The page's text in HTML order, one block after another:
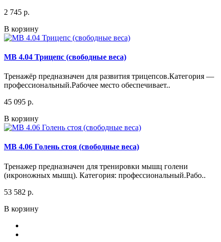
2 745 р.
В корзину
МВ 4.04 Трицепс (свободные веса)
Тренажёр предназначен для развития трицепсов.Категория —
профессиональный.Рабочее место обеспечивает..
45 095 р.
В корзину
МВ 4.06 Голень стоя (свободные веса)
Тренажер предназначен для тренировки мышц голени
(икроножных мышц). Категория: профессиональный.Рабо..
53 582 р.
В корзину